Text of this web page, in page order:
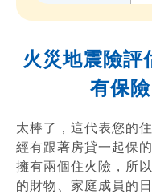
火災地震險評
有保
太棒了，這代表您的
經有跟著房貸一起保
擁有兩個住火險，所
的財物、家庭成員的